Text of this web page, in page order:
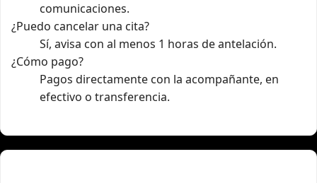
comunicaciones.
¿Puedo cancelar una cita?
Sí, avisa con al menos 1 horas de antelación.
¿Cómo pago?
Pagos directamente con la acompañante, en
efectivo o transferencia.